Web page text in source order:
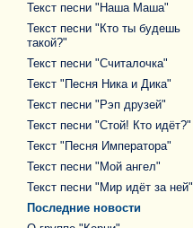
Текст песни "Наша Маша"
Текст песни "Кто ты будешь
такой?"
Текст песни "Считалочка"
Текст "Песня Ника и Дика"
Текст песни "Рэп друзей"
Текст песни "Стой! Кто идёт?"
Текст "Песня Императора"
Текст песни "Мой ангел"
Текст песни "Мир идёт за ней"
Последние новости